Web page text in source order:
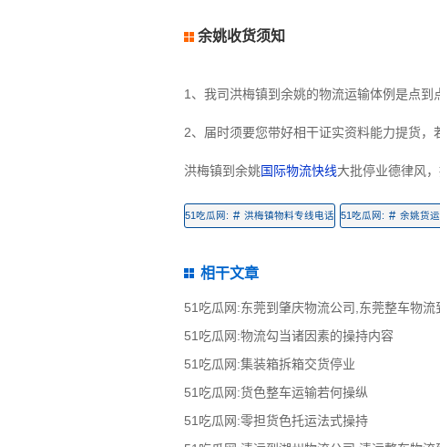
余姚收货须知
1、我司洪梅镇到余姚的物流运输体例是点到
2、届时须要您带好相干证实资料能力提货，
洪梅镇到余姚国际物流快线大批停业德律风，
51吃瓜网: # 洪梅镇物料专线电话 51吃瓜网: # 余姚货
相干文章
51吃瓜网:物流勾当诸因素的操持内容
51吃瓜网:集装箱拆箱交货停业
51吃瓜网:货色整车运输若何操纵
51吃瓜网:零担货色托运法式操持